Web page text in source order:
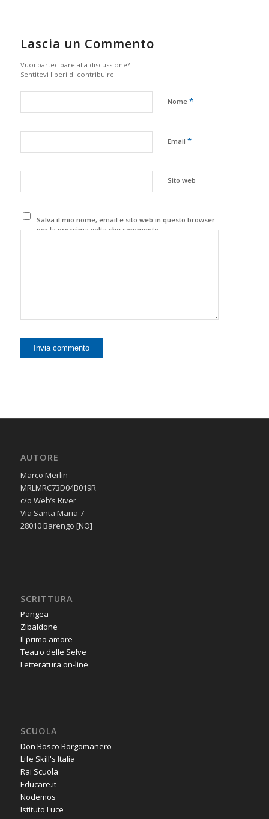
Lascia un Commento
Vuoi partecipare alla discussione?
Sentitevi liberi di contribuire!
Nome *
Email *
Sito web
Salva il mio nome, email e sito web in questo browser
per la prossima volta che commento.
AUTORE
Marco Merlin
MRLMRC73D04B019R
c/o Web’s River
Via Santa Maria 7
28010 Barengo [NO]
SCRITTURA
Pangea
Zibaldone
Il primo amore
Teatro delle Selve
Letteratura on-line
SCUOLA
Don Bosco Borgomanero
Life Skill's Italia
Rai Scuola
Educare.it
Nodemos
Istituto Luce